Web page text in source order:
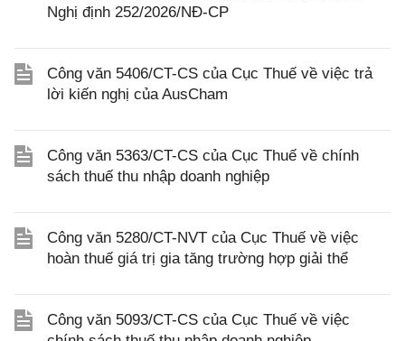
Nghị định 252/2026/NĐ-CP
Công văn 5406/CT-CS của Cục Thuế về việc trả
lời kiến nghị của AusCham
Công văn 5363/CT-CS của Cục Thuế về chính
sách thuế thu nhập doanh nghiệp
Công văn 5280/CT-NVT của Cục Thuế về việc
hoàn thuế giá trị gia tăng trường hợp giải thể
Công văn 5093/CT-CS của Cục Thuế về việc